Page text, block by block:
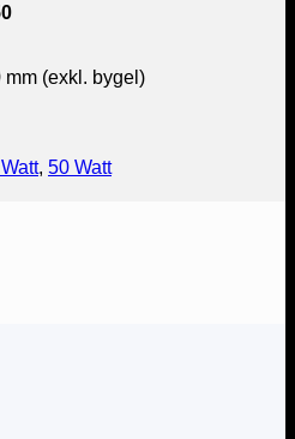
(exkl. bygel)
, 50 Watt